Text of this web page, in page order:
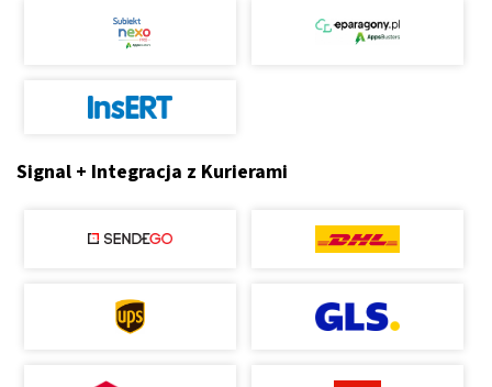
Signal + Integracja z Kurierami